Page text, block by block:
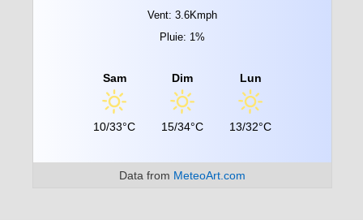
Vent: 3.6Kmph
Pluie: 1%
Sam
10/33°C
Dim
15/34°C
Lun
13/32°C
Data from MeteoArt.com